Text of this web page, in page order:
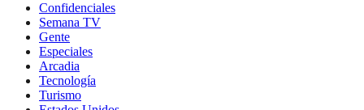
Confidenciales
Semana TV
Gente
Especiales
Arcadia
Tecnología
Turismo